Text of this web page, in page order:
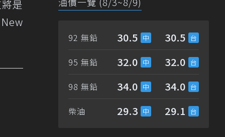
是
92 無鉛 30.5 30.5
95 無鉛 32.0 32.0
98 無鉛 34.0 34.0
柴油 29.3 29.1